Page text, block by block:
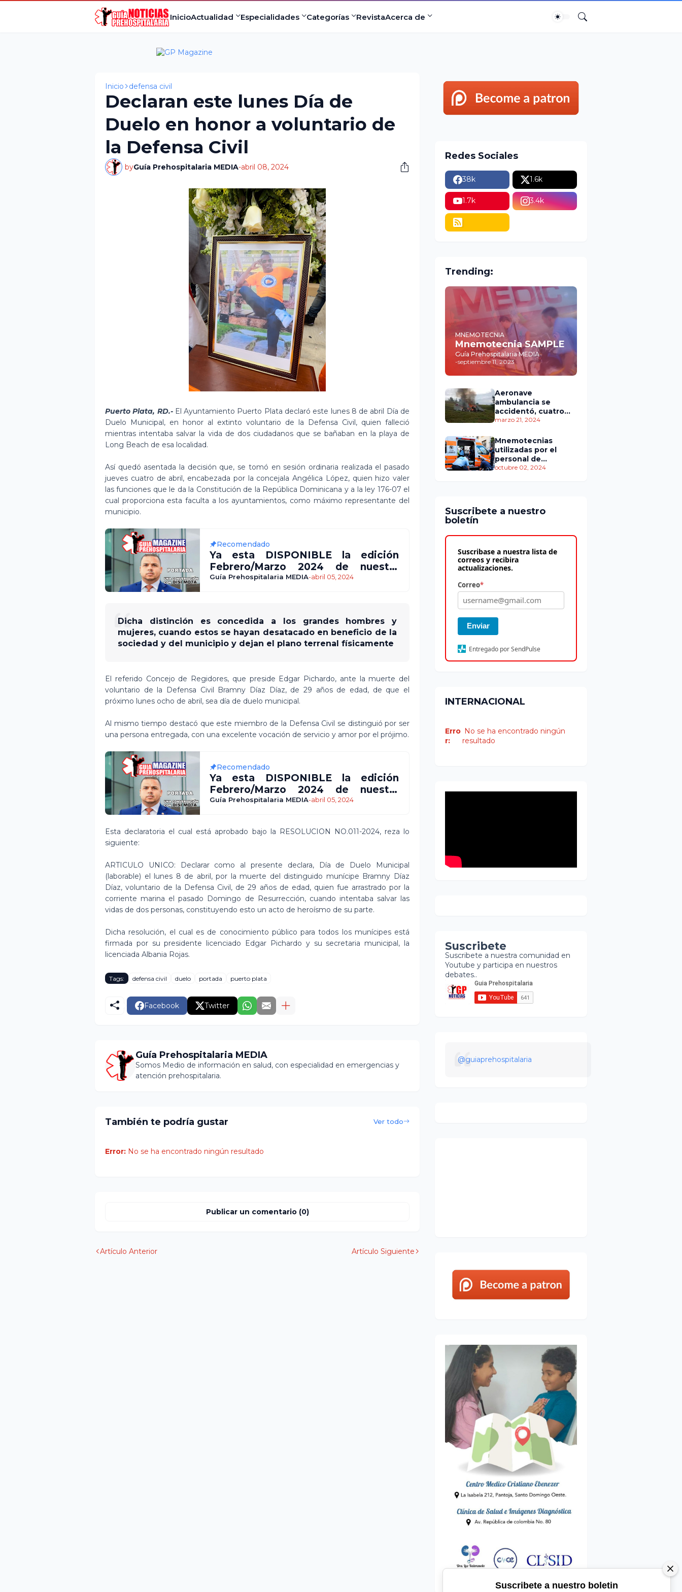
InicioActualidad Especialidades Categorías RevistaAcerca de
Inicio defensa civil
Declaran este lunes Día de
Duelo en honor a voluntario de
la Defensa Civil
byGuía Prehospitalaria MEDIA-abril 08, 2024
Puerto Plata, RD.-El Ayuntamiento Puerto Plata declaró este lunes 8 de abril Día de
Duelo Municipal, en honor al extinto voluntario de la Defensa Civil, quien falleció
mientras intentaba salvar la vida de dos ciudadanos que se bañaban en la playa de
Long Beach de esa localidad.
Así quedó asentada la decisión que, se tomó en sesión ordinaria realizada el pasado
jueves cuatro de abril, encabezada por la concejala Angélica López, quien hizo valer
las funciones que le da la Constitución de la República Dominicana y a la ley 176-07 el
cual proporciona esta faculta a los ayuntamientos, como máximo representante del
municipio.
Recomendado
Ya esta DISPONIBLE la edición
Febrero/Marzo 2024 de nuestra
Revista
Guía Prehospitalaria MEDIA-abril 05, 2024
Dicha distinción es concedida a los grandes hombres y
mujeres, cuando estos se hayan desatacado en beneficio de la
sociedad y del municipio y dejan el plano terrenal físicamente
El referido Concejo de Regidores, que preside Edgar Pichardo, ante la muerte del
voluntario de la Defensa Civil Bramny Díaz Díaz, de 29 años de edad, de que el
próximo lunes ocho de abril, sea día de duelo municipal.
Al mismo tiempo destacó que este miembro de la Defensa Civil se distinguió por ser
una persona entregada, con una excelente vocación de servicio y amor por el prójimo.
Recomendado
Ya esta DISPONIBLE la edición
Febrero/Marzo 2024 de nuestra
Revista
Guía Prehospitalaria MEDIA-abril 05, 2024
Esta declaratoria el cual está aprobado bajo la RESOLUCION NO.011-2024, reza lo
siguiente:
ARTICULO UNICO: Declarar como al presente declara, Día de Duelo Municipal
(laborable) el lunes 8 de abril, por la muerte del distinguido munícipe Bramny Díaz
Díaz, voluntario de la Defensa Civil, de 29 años de edad, quien fue arrastrado por la
corriente marina el pasado Domingo de Resurrección, cuando intentaba salvar las
vidas de dos personas, constituyendo esto un acto de heroísmo de su parte.
Dicha resolución, el cual es de conocimiento público para todos los munícipes está
firmada por su presidente licenciado Edgar Pichardo y su secretaria municipal, la
licenciada Albania Rojas.
Tags: defensa civil duelo portada puerto plata
Facebook Twitter
Guía Prehospitalaria MEDIA
Somos Medio de información en salud, con especialidad en emergencias y
atención prehospitalaria.
También te podría gustar Ver todo
Error: No se ha encontrado ningún resultado
Publicar un comentario (0)
Artículo Anterior Artículo Siguiente
Redes Sociales
38k 1.6k
1.7k 3.4k
Trending:
MNEMOTECNIA
Mnemotecnia SAMPLE
Guía Prehospitalaria MEDIA
-septiembre 11, 2023
Aeronave
ambulancia se
accidentó, cuatro
personas murieron
marzo 21, 2024
Mnemotecnias
utilizadas por el
personal de
atención
octubre 02, 2024
Suscribete a nuestro
boletín
Suscribase a nuestra lista de
correos y recibira
actualizaciones.
Correo*
Enviar
Entregado por SendPulse
INTERNACIONAL
Erro
r:
No se ha encontrado ningún
resultado
Suscribete
Suscribete a nuestra comunidad en
Youtube y participa en nuestros
debates..
@guiaprehospitalaria
Suscribete a nuestro boletin